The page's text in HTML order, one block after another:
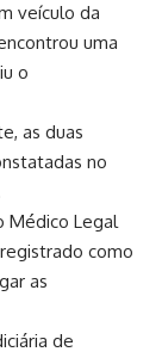
veículo da
uma
o
as duas
no
Médico Legal
como
as
de